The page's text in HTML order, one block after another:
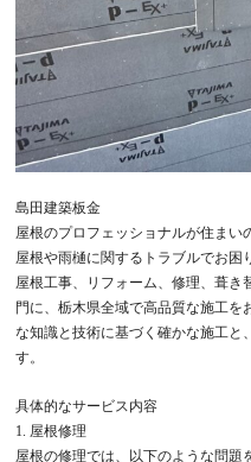
島田建築板金
屋根のプロフェッショナルが住まい
屋根や雨樋に関するトラブルでお困
屋根工事、リフォーム、修理、葺き
門に、栃木県全域で高品質な施工を
な知識と技術に基づく確かな施工と
す。
具体的なサービス内容
1. 屋根修理
屋根の修理では、以下のような問題